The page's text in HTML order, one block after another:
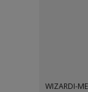
WIZARDI-